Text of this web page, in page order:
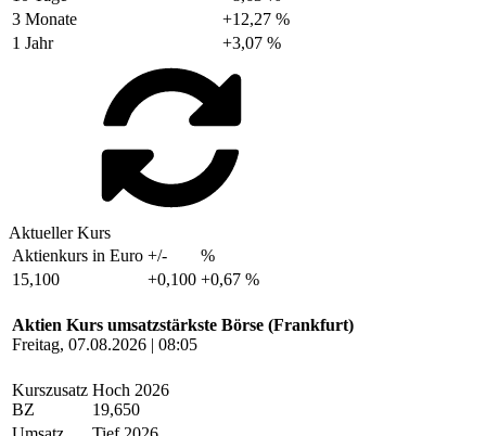
3 Monate
+12,27 %
1 Jahr
+3,07 %
Aktueller Kurs
Aktienkurs in Euro +/-
%
15,100
+0,100 +0,67 %
Aktien Kurs umsatzstärkste Börse (Frankfurt)
Freitag, 07.08.2026 | 08:05
Kurszusatz
BZ
Hoch 2026
19,650